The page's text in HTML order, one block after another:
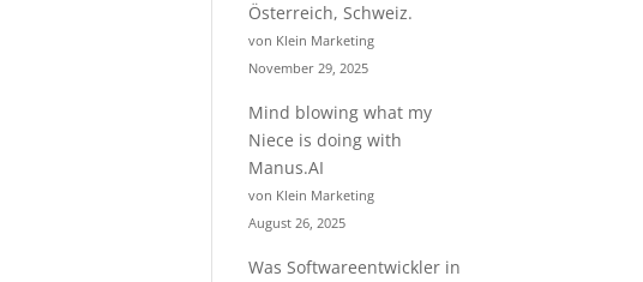
Österreich, Schweiz.
von Klein Marketing
November 29, 2025
Mind blowing what my
Niece is doing with
Manus.AI
von Klein Marketing
August 26, 2025
Was Softwareentwickler in